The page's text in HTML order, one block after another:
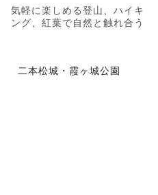
気軽に楽しめる登山、ハイキ
ング、紅葉で自然と触れ合う
二本松城・霞ヶ城公園